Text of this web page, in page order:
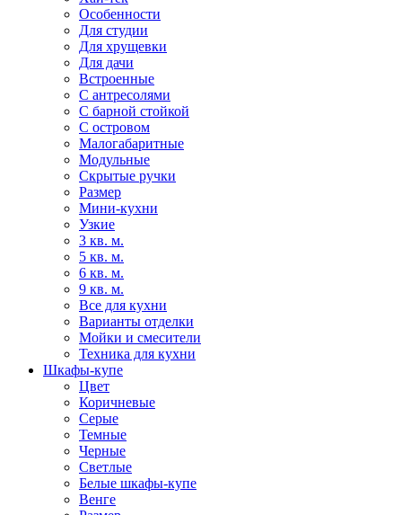
Особенности
Для студии
Для хрущевки
Для дачи
Встроенные
С антресолями
С барной стойкой
С островом
Малогабаритные
Модульные
Скрытые ручки
Размер
Мини-кухни
Узкие
3 кв. м.
5 кв. м.
6 кв. м.
9 кв. м.
Все для кухни
Варианты отделки
Мойки и смесители
Техника для кухни
Шкафы-купе
Цвет
Коричневые
Серые
Темные
Черные
Светлые
Белые шкафы-купе
Венге